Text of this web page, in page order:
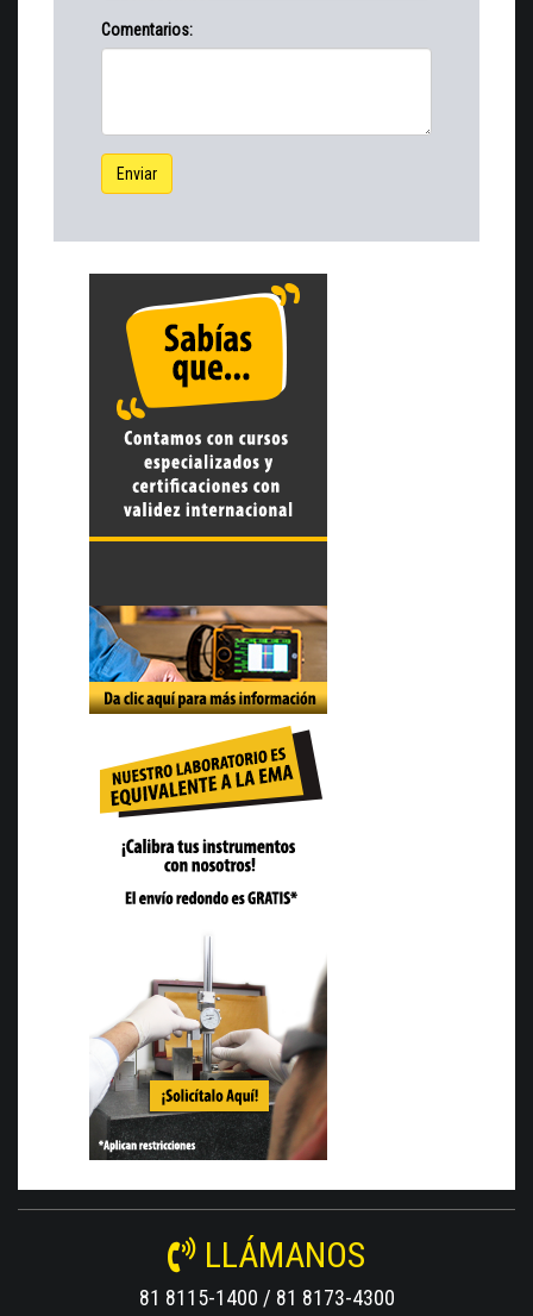
Comentarios:
Enviar
LLÁMANOS
81 8115-1400 / 81 8173-4300